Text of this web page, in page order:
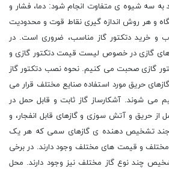
به سه شیوه ی متفاوت انجام شود: دما، فشار و
و هر روش اندازه گیری نقاط قوت و محدودیت
و خرید دتکتور گاز مناسب، ضروری است. در
گازی در خصوص لیست قیمت دتکتور گازی و
گازی صحبت می کنیم. نحوه نصب دتکتور گاز
حریق مورد استفاده صنایع مختلف قرار می
می شوند. آشکارساز گاز ثابت و قابل حمل در
حریق و آتش سوزی و گازهای قابل انفجار، و
تشخیص دهنده ی گازهای سمی که هر یک
مختلف و قیمت های مختلف وجود دارند. در برخی
چند نوع گاز مختلف نیز وجود دارند. محل